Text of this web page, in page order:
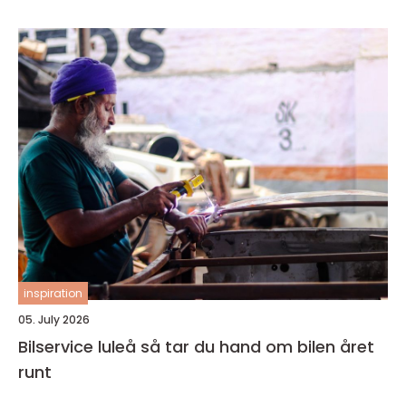
inspiration
05. July 2026
Bilservice luleå så tar du hand om bilen året
runt